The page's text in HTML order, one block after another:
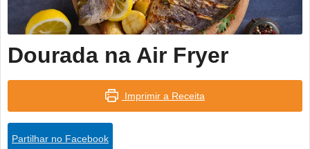
Dourada na Air Fryer
Imprimir a Receita
Partilhar no Facebook